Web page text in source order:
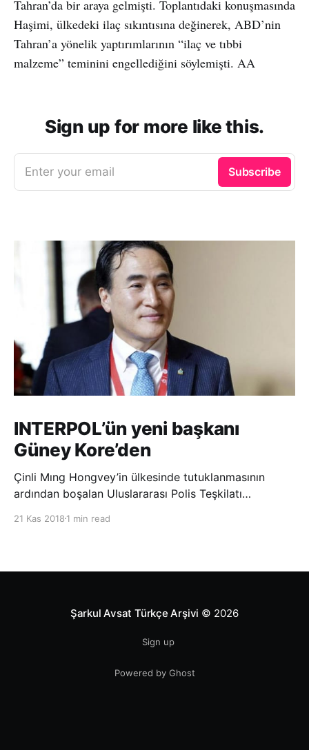
Tahran’da bir araya gelmişti. Toplantıdaki konuşmasında
Haşimi, ülkedeki ilaç sıkıntısına değinerek, ABD’nin
Tahran’a yönelik yaptırımlarının “ilaç ve tıbbi
malzeme” teminini engellediğini söylemişti. AA
Sign up for more like this.
Enter your email Subscribe
INTERPOL’ün yeni başkanı
Güney Kore’den
Çinli Mıng Hongvey’in ülkesinde tutuklanmasının
ardından boşalan Uluslararası Polis Teşkilatı
seçildi. INTERPOL Genel Kurulu’nun Dubai’deki
21 Kas 2018 1 min read
Şarkul Avsat Türkçe Arşivi © 2026
Sign up
Powered by Ghost